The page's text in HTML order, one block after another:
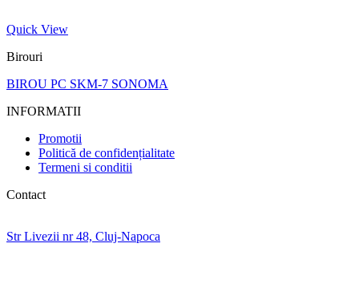
Quick View
Birouri
BIROU PC SKM-7 SONOMA
INFORMATII
Promotii
Politică de confidențialitate
Termeni si conditii
Contact
Str Livezii nr 48, Cluj-Napoca